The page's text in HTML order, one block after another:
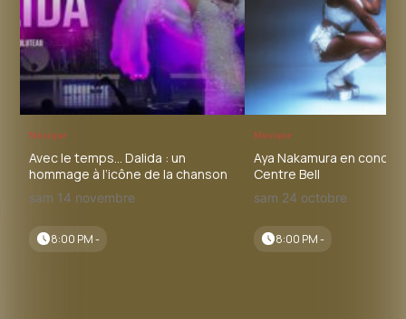
Musique
Avec le temps… Dalida : un
hommage à l’icône de la chanson
sam 14 novembre
8:00 PM -
Musique
Aya Nakamura en
Centre Bell
sam 24 octobre
8:00 PM -